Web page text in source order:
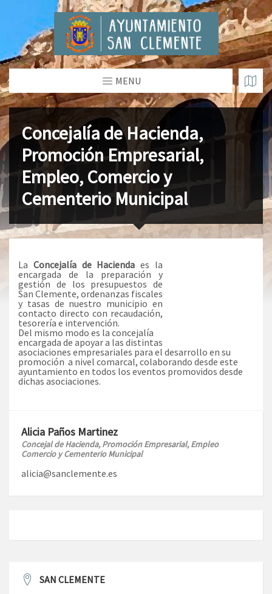
MENU
Concejalía de Hacienda,
Promoción Empresarial,
Empleo, Comercio y
Cementerio Municipal
La Concejalía de Hacienda es la
encargada de la preparación y
gestión de los presupuestos de
San Clemente, ordenanzas fiscales
y tasas de nuestro municipio en
contacto directo con recaudación,
tesorería e intervención.
Del mismo modo es la concejalía
encargada de apoyar a las distintas
asociaciones empresariales para el desarrollo en su
promoción a nivel comarcal, colaborando desde este
ayuntamiento en todos los eventos promovidos desde
dichas asociaciones.
Alicia Paños Martinez
Concejal de Hacienda, Promoción Empresarial, Empleo
Comercio y Cementerio Municipal
alicia@sanclemente.es
SAN CLEMENTE